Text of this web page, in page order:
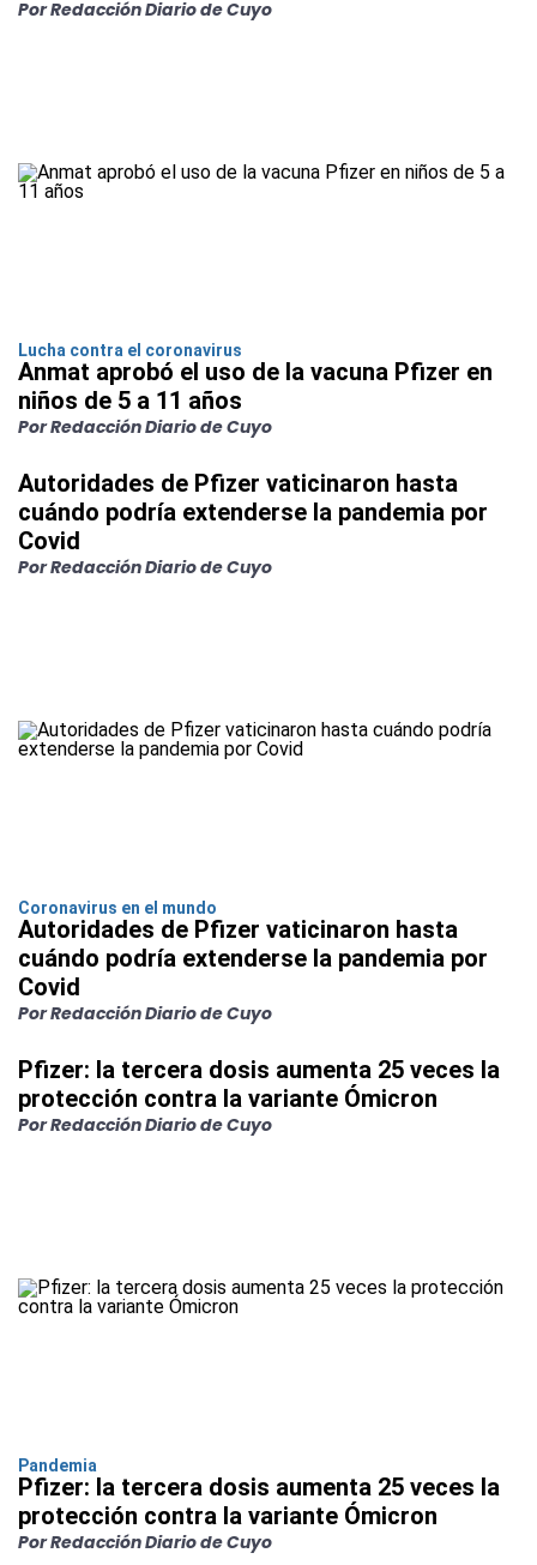
Por Redacción Diario de Cuyo
Lucha contra el coronavirus
Anmat aprobó el uso de la vacuna Pfizer en
niños de 5 a 11 años
Por Redacción Diario de Cuyo
Autoridades de Pfizer vaticinaron hasta
cuándo podría extenderse la pandemia por
Covid
Por Redacción Diario de Cuyo
Coronavirus en el mundo
Autoridades de Pfizer vaticinaron hasta
cuándo podría extenderse la pandemia por
Covid
Por Redacción Diario de Cuyo
Pfizer: la tercera dosis aumenta 25 veces la
protección contra la variante Ómicron
Por Redacción Diario de Cuyo
Pandemia
Pfizer: la tercera dosis aumenta 25 veces la
protección contra la variante Ómicron
Por Redacción Diario de Cuyo